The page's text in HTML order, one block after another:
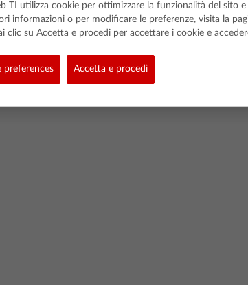
All rights reserved.
Privacy Link Policy Cookie Policy Politica dei dati degli studenti
TI utilizza cookie per ottimizzare la funzionalità del sito
informazioni o per modificare le preferenze, visita la
clic su Accetta e procedi per accettare i cookie e
preferences Accetta e procedi